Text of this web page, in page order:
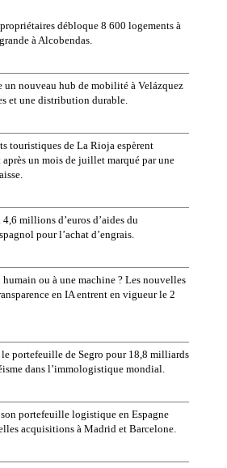
débloque 8 600 logements à
à Alcobendas.
un nouveau hub de mobilité à Velázquez
et une distribution durable.
touristiques de La Rioja espèrent
un mois de juillet marqué par une
millions d’euros d’aides du
pour l’achat d’engrais.
humain ou à une machine ? Les nouvelles
en IA entrent en vigueur le 2
portefeuille de Segro pour 18,8 milliards
dans l’immologistique mondial.
portefeuille logistique en Espagne
acquisitions à Madrid et Barcelone.